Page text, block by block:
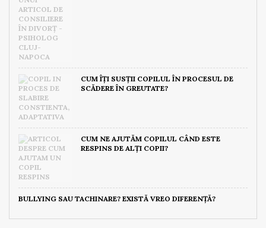
CUM ÎȚI SUSȚII COPILUL ÎN PROCESUL DE
SCĂDERE ÎN GREUTATE?
CUM NE AJUTĂM COPILUL CÂND ESTE
RESPINS DE ALȚI COPII?
BULLYING SAU TACHINARE? EXISTĂ VREO DIFERENȚĂ?